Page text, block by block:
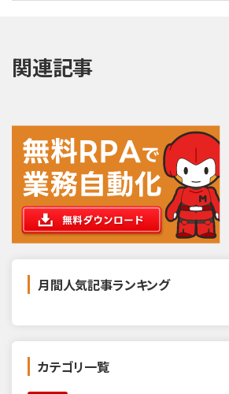
関連記事
月間人気記事ランキング
カテゴリ一覧